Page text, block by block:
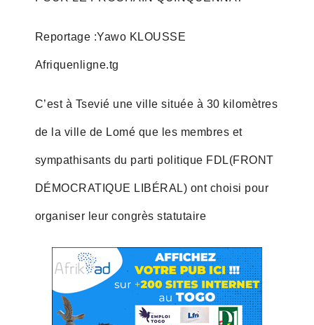
Reportage :Yawo KLOUSSE
Afriquenligne.tg
C’est à Tsevié une ville située à 30 kilomètres
de la ville de Lomé que les membres et
sympathisants du parti politique FDL(FRONT
DÉMOCRATIQUE LIBÉRAL) ont choisi pour
organiser leur congrès statutaire